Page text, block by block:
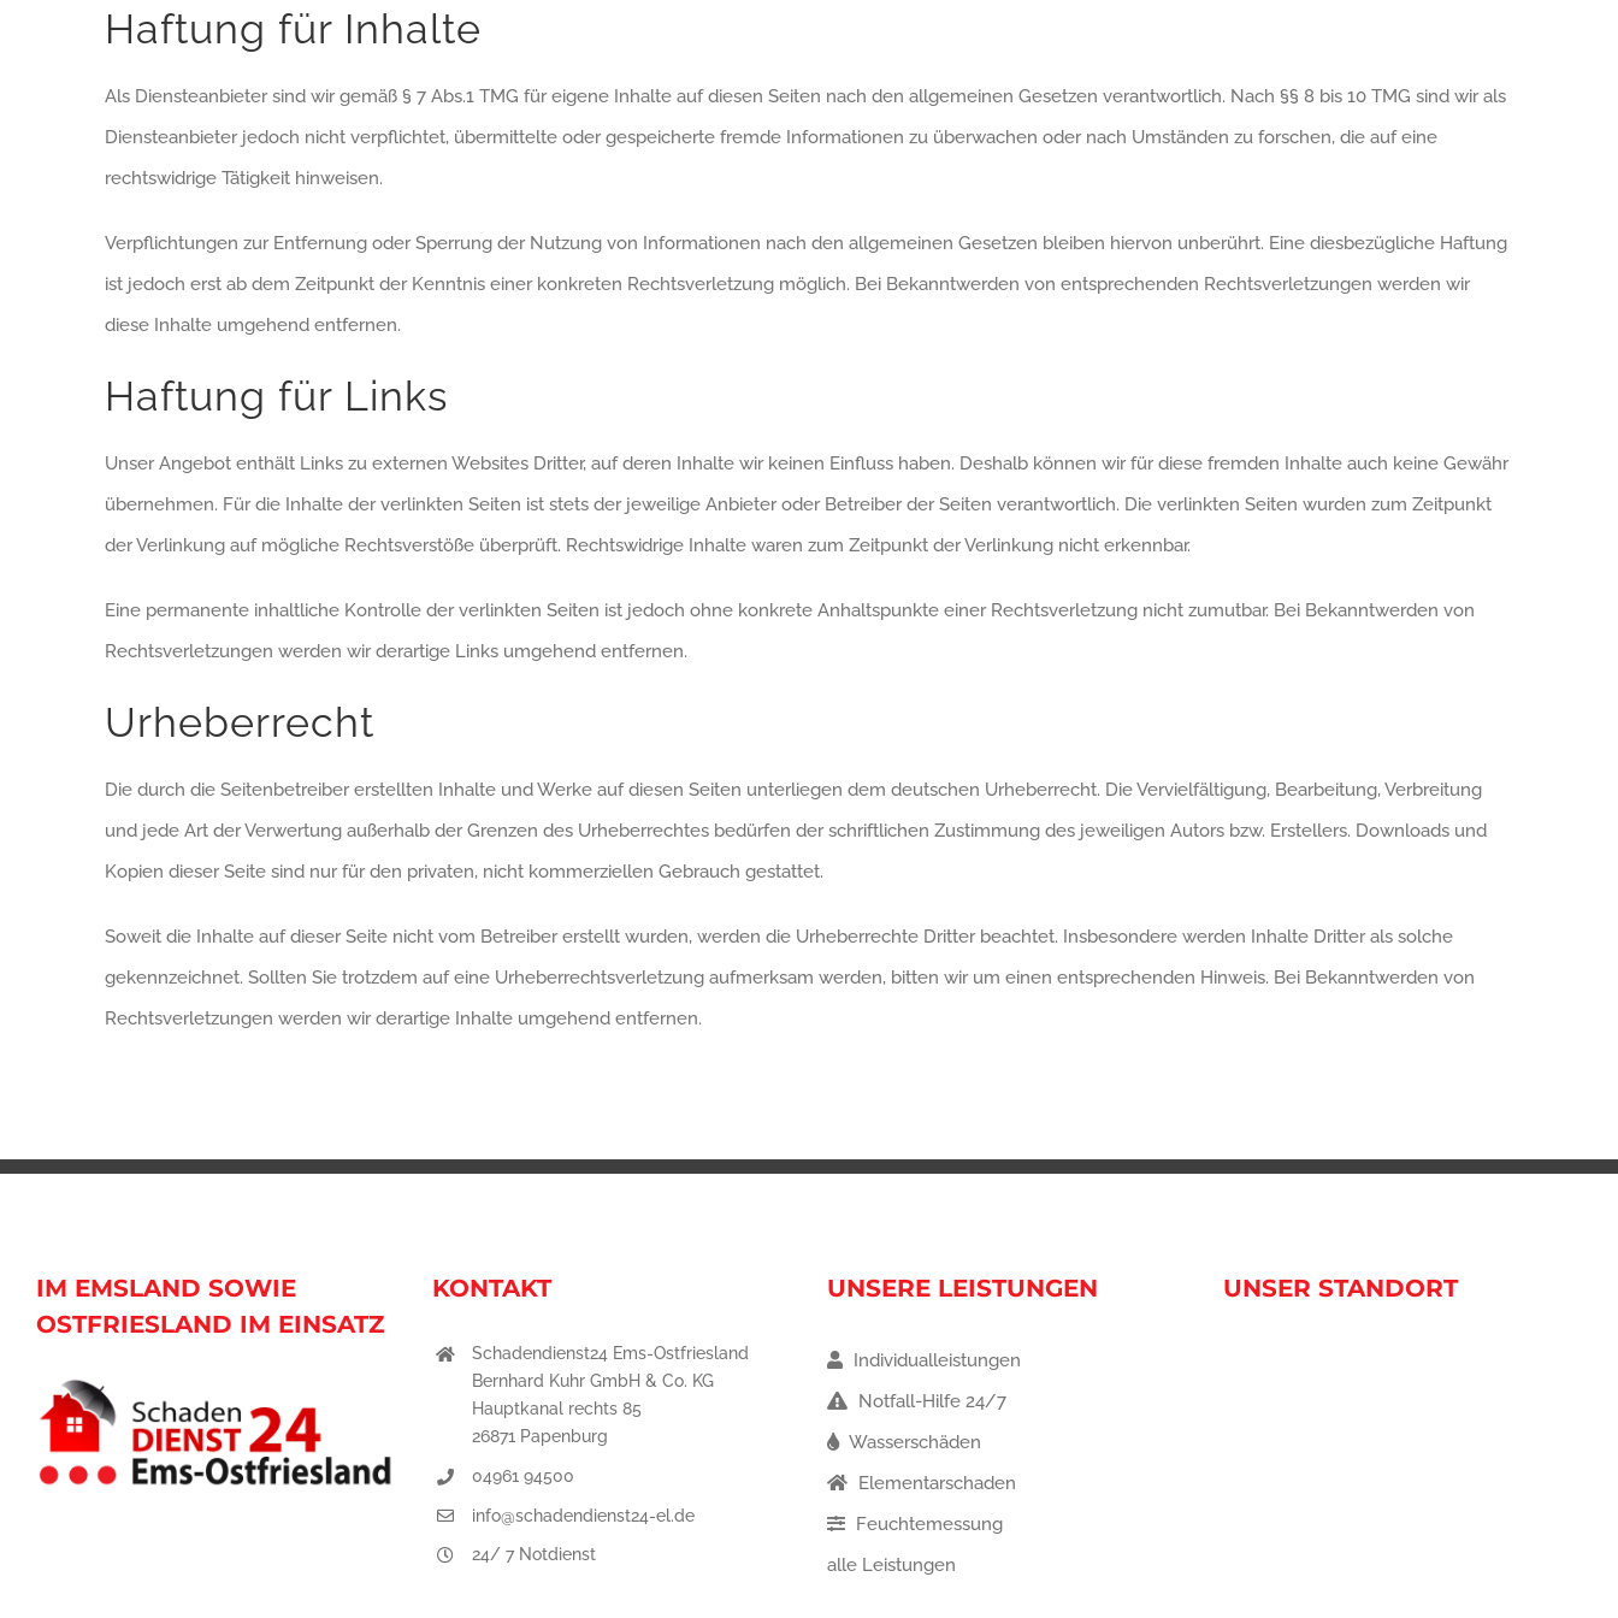
Haftung für Inhalte
Als Diensteanbieter sind wir gemäß § 7 Abs.1 TMG für eigene Inhalte auf diesen Seiten nach den allgemeinen Gesetzen verantwortlich. Nach §§ 8 bis 10 TMG sind wir als
Diensteanbieter jedoch nicht verpflichtet, übermittelte oder gespeicherte fremde Informationen zu überwachen oder nach Umständen zu forschen, die auf eine
rechtswidrige Tätigkeit hinweisen.
Verpflichtungen zur Entfernung oder Sperrung der Nutzung von Informationen nach den allgemeinen Gesetzen bleiben hiervon unberührt. Eine diesbezügliche Haftung
ist jedoch erst ab dem Zeitpunkt der Kenntnis einer konkreten Rechtsverletzung möglich. Bei Bekanntwerden von entsprechenden Rechtsverletzungen werden wir
diese Inhalte umgehend entfernen.
Haftung für Links
Unser Angebot enthält Links zu externen Websites Dritter, auf deren Inhalte wir keinen Einfluss haben. Deshalb können wir für diese fremden Inhalte auch keine Gewähr
übernehmen. Für die Inhalte der verlinkten Seiten ist stets der jeweilige Anbieter oder Betreiber der Seiten verantwortlich. Die verlinkten Seiten wurden zum Zeitpunkt
der Verlinkung auf mögliche Rechtsverstöße überprüft. Rechtswidrige Inhalte waren zum Zeitpunkt der Verlinkung nicht erkennbar.
Eine permanente inhaltliche Kontrolle der verlinkten Seiten ist jedoch ohne konkrete Anhaltspunkte einer Rechtsverletzung nicht zumutbar. Bei Bekanntwerden von
Rechtsverletzungen werden wir derartige Links umgehend entfernen.
Urheberrecht
Die durch die Seitenbetreiber erstellten Inhalte und Werke auf diesen Seiten unterliegen dem deutschen Urheberrecht. Die Vervielfältigung, Bearbeitung, Verbreitung
und jede Art der Verwertung außerhalb der Grenzen des Urheberrechtes bedürfen der schriftlichen Zustimmung des jeweiligen Autors bzw. Erstellers. Downloads und
Kopien dieser Seite sind nur für den privaten, nicht kommerziellen Gebrauch gestattet.
Soweit die Inhalte auf dieser Seite nicht vom Betreiber erstellt wurden, werden die Urheberrechte Dritter beachtet. Insbesondere werden Inhalte Dritter als solche
gekennzeichnet. Sollten Sie trotzdem auf eine Urheberrechtsverletzung aufmerksam werden, bitten wir um einen entsprechenden Hinweis. Bei Bekanntwerden von
Rechtsverletzungen werden wir derartige Inhalte umgehend entfernen.
IM EMSLAND SOWIE
OSTFRIESLAND IM EINSATZ
KONTAKT
Schadendienst24 Ems-Ostfriesland
Bernhard Kuhr GmbH & Co. KG
Hauptkanal rechts 85
26871 Papenburg
04961 94500
info@schadendienst24-el.de
24/ 7 Notdienst
UNSERE LEISTUNGEN
Individualleistungen
Notfall-Hilfe 24/7
Wasserschäden
Elementarschaden
Feuchtemessung
alle Leistungen
UNSER STANDORT